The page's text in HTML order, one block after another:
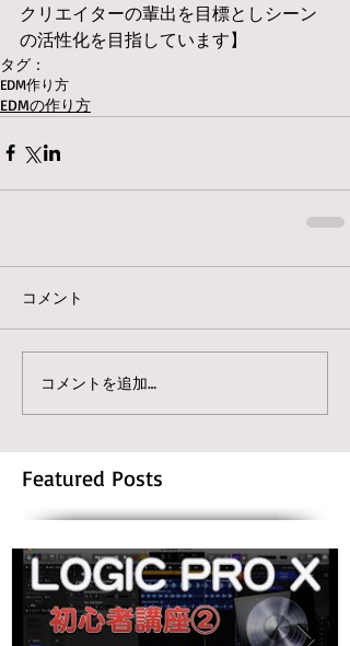
クリエイターの輩出を目標としシーン
の活性化を目指しています】
タグ：
EDM作り方
EDMの作り方
コメント
コメントを追加…
Featured Posts